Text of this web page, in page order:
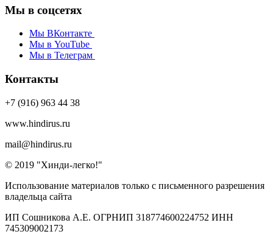
Мы в соцсетях
Мы ВКонтакте
Мы в YouTube
Мы в Телеграм
Контакты
+7 (916) 963 44 38
www.hindirus.ru
mail@hindirus.ru
© 2019 "Хинди-легко!"
Использование материалов только с письменного разрешения
владельца сайта
ИП Сошникова А.Е. ОГРНИП 318774600224752 ИНН
745309002173